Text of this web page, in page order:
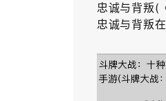
忠诚与背叛(
忠诚与背叛